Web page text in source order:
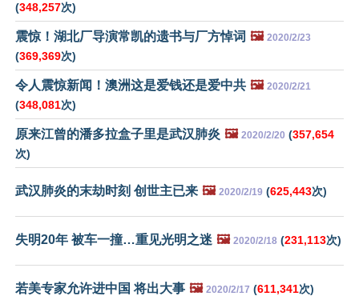
(348,257次)
震惊！湖北厂导演常凯的遗书与厂方悼词 🖼️ 2020/2/23
(369,369次)
令人震惊新闻！澳洲这是爱钱还是爱中共 🖼️ 2020/2/21
(348,081次)
原来江曾的潘多拉盒子里是武汉肺炎 🖼️ 2020/2/20 (357,654
次)
武汉肺炎的末劫时刻 创世主已来 🖼️ 2020/2/19 (625,443次)
失明20年 被车一撞…重见光明之迷 🖼️ 2020/2/18 (231,113次)
若美专家允许进中国 将出大事 🖼️ 2020/2/17 (611,341次)